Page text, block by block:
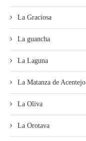
La Graciosa
La guancha
La Laguna
La Matanza de Acentejo
La Oliva
La Orotava